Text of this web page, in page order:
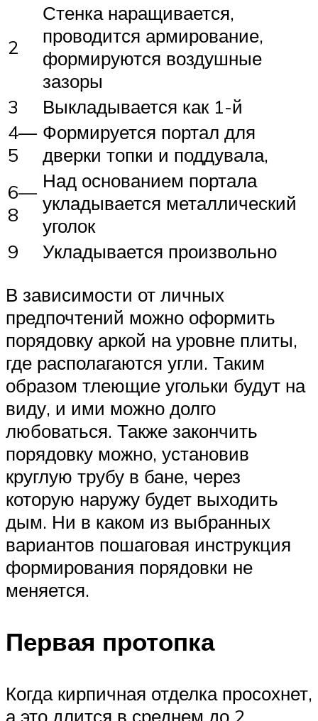
2
Стенка наращивается,
проводится армирование,
формируются воздушные
зазоры
3
Выкладывается как 1-й
4—
5
Формируется портал для
дверки топки и поддувала,
6—
8
Над основанием портала
укладывается металлический
уголок
9
Укладывается произвольно
В зависимости от личных
предпочтений можно оформить
порядовку аркой на уровне плиты,
где располагаются угли. Таким
образом тлеющие угольки будут на
виду, и ими можно долго
любоваться. Также закончить
порядовку можно, установив
круглую трубу в бане, через
которую наружу будет выходить
дым. Ни в каком из выбранных
вариантов пошаговая инструкция
формирования порядовки не
меняется.
Первая протопка
Когда кирпичная отделка просохнет,
а это длится в среднем до 2